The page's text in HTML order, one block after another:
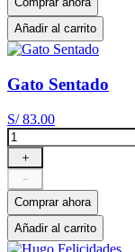
Añadir al carrito
Gato Sentado
S/ 83.00
＋
－
Comprar ahora
Añadir al carrito